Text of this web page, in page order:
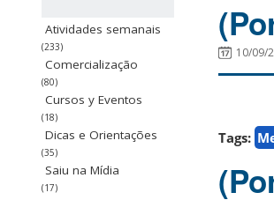
Atividades semanais
(233)
Comercialização
(80)
Cursos y Eventos
(18)
Dicas e Orientações
(35)
Saiu na Mídia
(17)
10/09/
Tags: